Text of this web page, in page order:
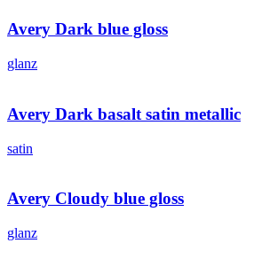
Avery Dark blue gloss
glanz
Avery Dark basalt satin metallic
satin
Avery Cloudy blue gloss
glanz